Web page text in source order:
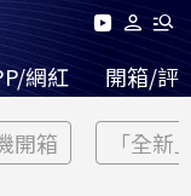
網紅 開箱/評
開箱 「全新